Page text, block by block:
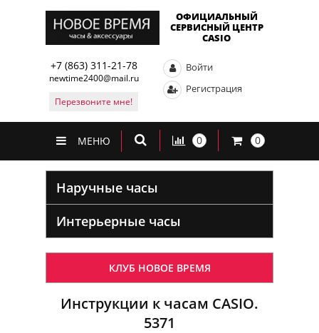
ОФИЦИАЛЬНЫЙ
СЕРВИСНЫЙ ЦЕНТР
CASIO
+7 (863) 311-21-78
newtime2400@mail.ru
Перезвоните мне!
Войти
Регистрация
МЕНЮ 0 0
Наручные часы
Интерьерные часы
КЛУБ НОВОЕ ВРЕМЯ
Инструкции к часам CASIO.
5371